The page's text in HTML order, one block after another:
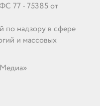
77 - 75385 от
по надзору в сфере
и массовых